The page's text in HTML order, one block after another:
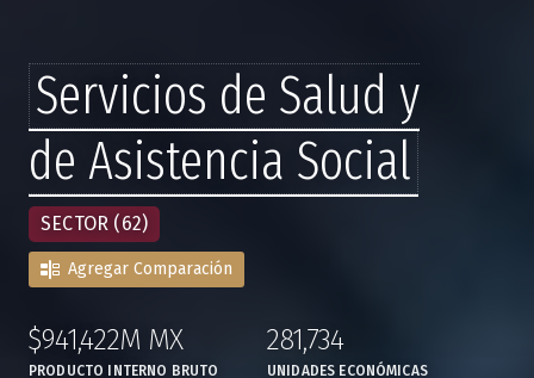
Servicios de Salud y
de Asistencia Social
SECTOR (62)
Agregar Comparación
:$941,422M MX,
PRODUCTO INTERNO BRUTO
:281,734
UNIDADES ECONÓMICAS